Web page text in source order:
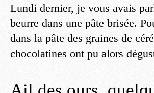
Lundi dernier, je vous avais
beurre dans une pâte brisée.
dans la pâte des graines de
chocolatines ont pu alors